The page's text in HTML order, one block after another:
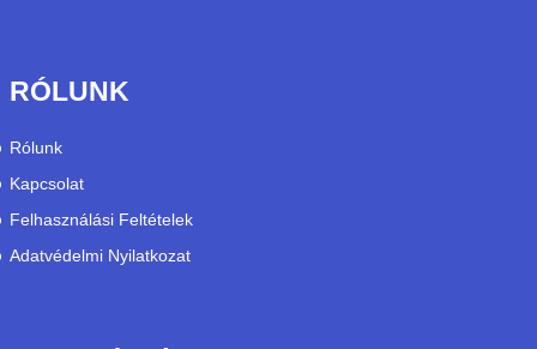
RÓLUNK
Rólunk
Kapcsolat
Felhasználási Feltételek
Adatvédelmi Nyilatkozat